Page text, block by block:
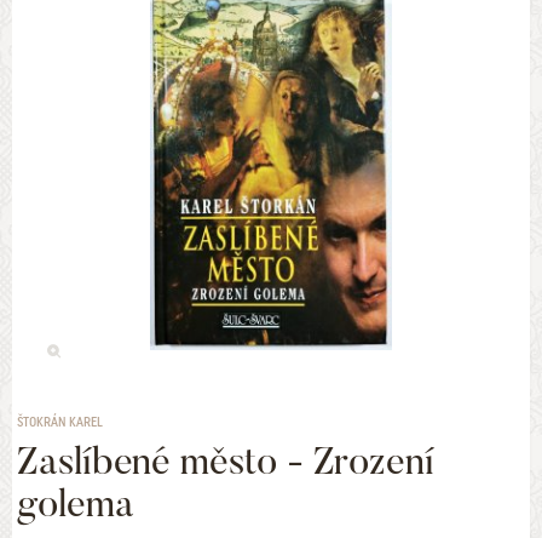
ŠTOKRÁN KAREL
Zaslíbené město - Zrození
golema